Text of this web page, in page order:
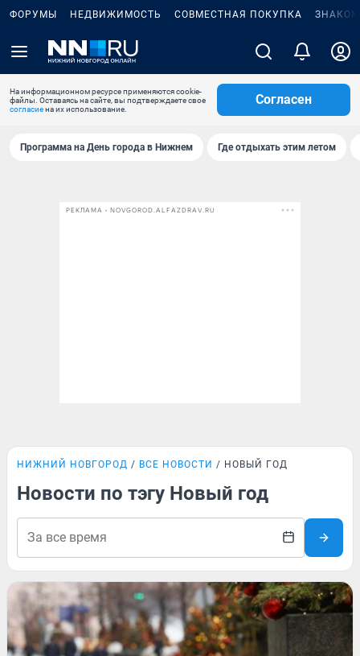
ФОРУМЫ НЕДВИЖИМОСТЬ СОВМЕСТНАЯ ПОКУПКА
На информационном ресурсе применяются cookie-
файлы. Оставаясь на сайте, вы подтверждаете свое
согласиена их использование.
Согласен
Программа на День города в Нижнем Где отдыхать этим летом
РЕКЛАМА • NOVGOROD.ALFAZDRAV.RU
НИЖНИЙ НОВГОРОД ВСЕ НОВОСТИ НОВЫЙ ГОД
Новости по тэгу Новый год